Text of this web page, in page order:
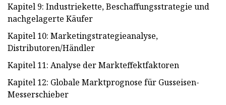
Kapitel 9: Industriekette, Beschaffungsstrategie und
nachgelagerte Käufer
Kapitel 10: Marketingstrategieanalyse,
Distributoren/Händler
Kapitel 11: Analyse der Markteffektfaktoren
Kapitel 12: Globale Marktprognose für Gusseisen-
Messerschieber